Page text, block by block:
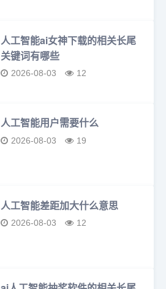
人工智能ai女神下载的相关长尾
关键词有哪些
2026-08-03 12
人工智能用户需要什么
2026-08-03 19
人工智能差距加大什么意思
2026-08-03 12